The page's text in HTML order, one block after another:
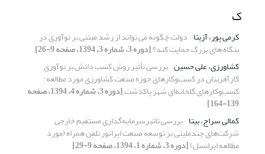
ک
کرمی پور، آزیتا دولت چگونه می تواند از رشد مبتنی بر نوآوری در
بنگاه های بزرگ حمایت کند؟[دوره 3، شماره 3، 1394، صفحه 9-26]
کشاورزی، علی حسین بررسی تأثیر روش کسب دانش بر نوآوری
کارآفرینان در کسب‌و‌کارهای حوزه صنعت کشاورزی مورد مطالعه:
کسب‌و‌کارهای گلخانه‌ای شهر پاکدشت [دوره 3، شماره 4، 1394، صفحه
139-164]
کمالی سراج، بیتا بررسی تاثیرسرمایه‌گذاری مستقیم خارجی
شرکت‌های چندملیتی بر توسعه صنعت اپراتور تلفن همراه (مورد
مطالعه ایرانسل)[دوره 3، شماره 1، 1394، صفحه 9-29]